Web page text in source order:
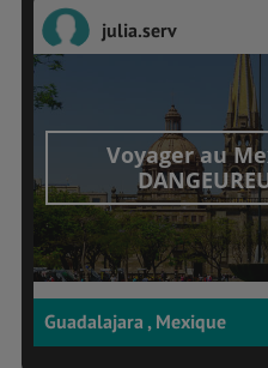
julia.serv
Voyager au
Guadalajara , Mexique